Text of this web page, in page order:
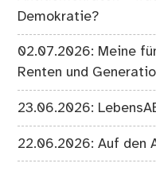
Demokratie?
02.07.2026: Meine
Renten und
23.06.2026:
22.06.2026: Auf den